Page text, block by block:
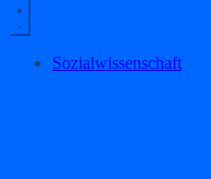
Sozialwissenschaft